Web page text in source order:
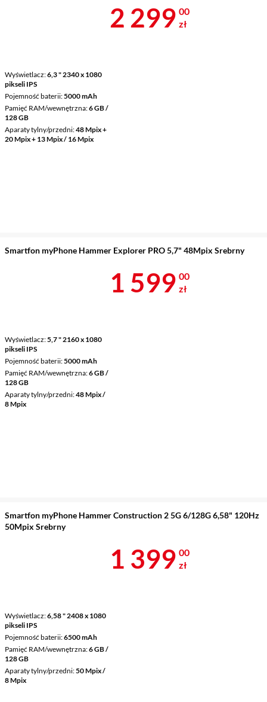
Wyświetlacz 6,3 " 2340 x 1080
pikseli IPS
Pojemność baterii 5000 mAh
Pamięć RAM/wewnętrzna 6 GB /
128 GB
Aparaty tylny/przedni 48 Mpix +
20 Mpix + 13 Mpix / 16 Mpix
Cena 2 299 zł
2 299 00
zł
Smartfon myPhone Hammer Explorer PRO 5,7" 48Mpix Srebrny
Wyświetlacz 5,7 " 2160 x 1080
pikseli IPS
Pojemność baterii 5000 mAh
Pamięć RAM/wewnętrzna 6 GB /
128 GB
Aparaty tylny/przedni 48 Mpix /
8 Mpix
Cena 1 599 zł
1 599 00
zł
Smartfon myPhone Hammer Construction 2 5G 6/128G 6,58" 120Hz
50Mpix Srebrny
Wyświetlacz 6,58 " 2408 x 1080
pikseli IPS
Pojemność baterii 6500 mAh
Pamięć RAM/wewnętrzna 6 GB /
128 GB
Aparaty tylny/przedni 50 Mpix /
8 Mpix
Cena 1 399 zł
1 399 00
zł